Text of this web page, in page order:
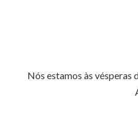
Nós estamos às vésperas